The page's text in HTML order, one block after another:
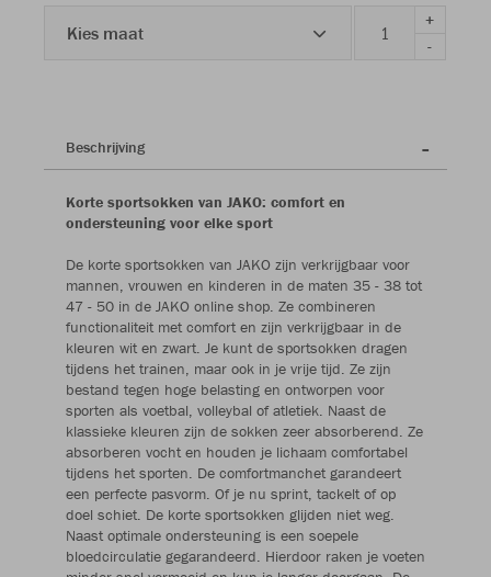
Kies maat
+
-
Beschrijving
Korte sportsokken van JAKO: comfort en
ondersteuning voor elke sport
De korte sportsokken van JAKO zijn verkrijgbaar voor
mannen, vrouwen en kinderen in de maten 35 - 38 tot
47 - 50 in de JAKO online shop. Ze combineren
functionaliteit met comfort en zijn verkrijgbaar in de
kleuren wit en zwart. Je kunt de sportsokken dragen
tijdens het trainen, maar ook in je vrije tijd. Ze zijn
bestand tegen hoge belasting en ontworpen voor
sporten als voetbal, volleybal of atletiek. Naast de
klassieke kleuren zijn de sokken zeer absorberend. Ze
absorberen vocht en houden je lichaam comfortabel
tijdens het sporten. De comfortmanchet garandeert
een perfecte pasvorm. Of je nu sprint, tackelt of op
doel schiet. De korte sportsokken glijden niet weg.
Naast optimale ondersteuning is een soepele
bloedcirculatie gegarandeerd. Hierdoor raken je voeten